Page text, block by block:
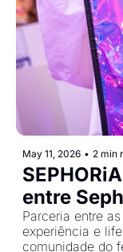
May 11, 2026 • 2 min
entre
Parceria entre
experiência e
comunidade do